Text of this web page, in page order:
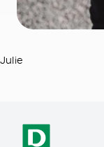
Julie